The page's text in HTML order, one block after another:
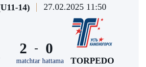
14) 27.02.2025 11:50
2 -
matchtar hattama
0
TORPEDO